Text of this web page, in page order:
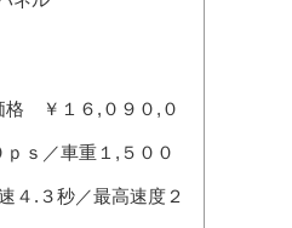
格 ￥１６,０９０,０
ｓ／車重１,５００
４.３秒／最高速度２